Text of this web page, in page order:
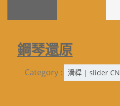
鋼琴還原
Category : 滑桿 | slider CN